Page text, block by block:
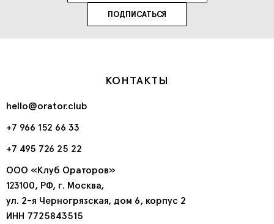
КОНТАКТЫ
hello@orator.club
+7 966 152 66 33
+7 495 726 25 22
ООО «Клуб Ораторов»
123100, РФ, г. Москва,
ул. 2-я Черногрязская, дом 6, корпус 2
ИНН 7725843515